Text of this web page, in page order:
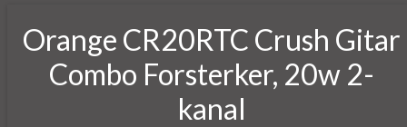
Orange CR20RTC Crush Gitar
Combo Forsterker, 20w 2-
kanal